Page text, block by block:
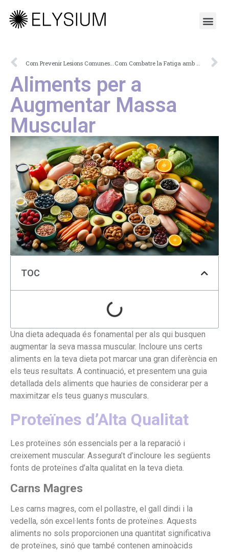
Aliments per a
Augmentar Massa
Muscular
TOC
Una dieta adequada és fonamental per als qui busquen
augmentar la seva massa muscular. Incloure uns certs
aliments en la teva dieta pot marcar una gran diferència en
els teus resultats. A continuació, et presentem una guia
detallada dels aliments que hauries de considerar per a
maximitzar els teus guanys musculars.
Proteïnes d’Alta Qualitat
Les proteïnes són essencials per a la reparació i
creixement muscular. Assegura’t d’incloure les següents
fonts de proteïnes d’alta qualitat en la teva dieta.
Carns Magres
Les carns magres, com el pollastre, el gall dindi i la
vedella, són excel·lents fonts de proteïnes. Aquests
aliments no sols proporcionen una quantitat significativa
de proteïnes, sinó que també contenen aminoàcids